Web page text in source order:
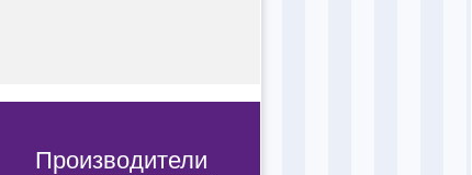
Производители